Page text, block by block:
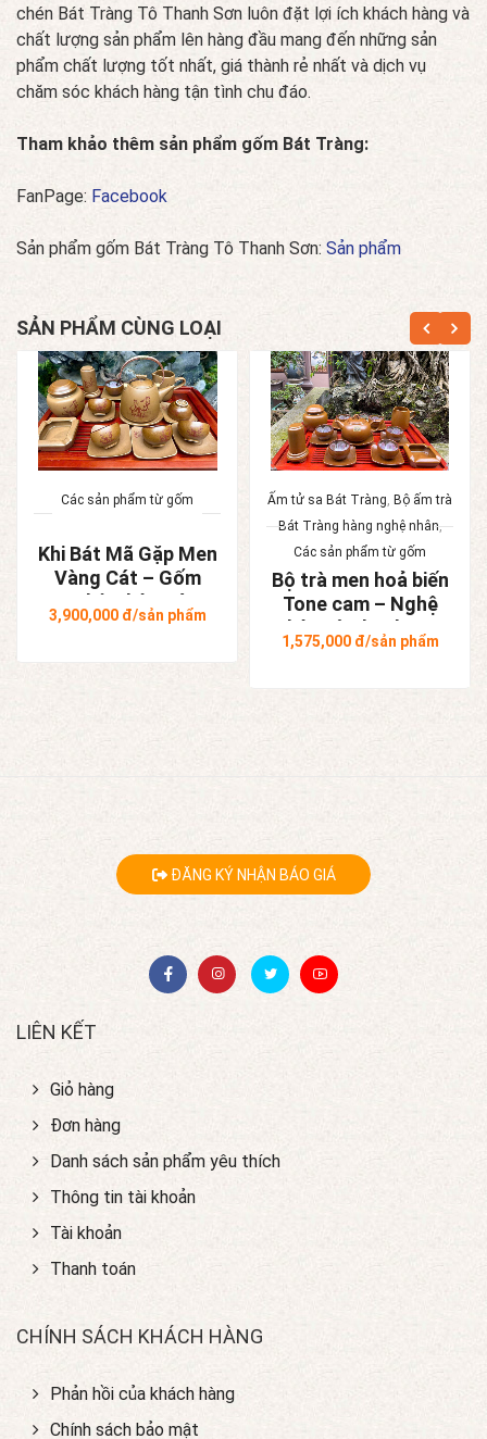
chén Bát Tràng Tô Thanh Sơn luôn đặt lợi ích khách hàng và
chất lượng sản phẩm lên hàng đầu mang đến những sản
phẩm chất lượng tốt nhất, giá thành rẻ nhất và dịch vụ
chăm sóc khách hàng tận tình chu đáo.
Tham khảo thêm sản phẩm gốm Bát Tràng:
FanPage: Facebook
Sản phẩm gốm Bát Tràng Tô Thanh Sơn: Sản phẩm
SẢN PHẨM CÙNG LOẠI
Các sản phẩm từ gốm
Khi Bát Mã Gặp Men
Vàng Cát – Gốm
Nghệ Nhân Bát
Tràng
3,900,000đ/sản phẩm
Ấm tử sa Bát Tràng, Bộ ấm trà
Bát Tràng hàng nghệ nhân,
Các sản phẩm từ gốm
Bộ trà men hoả biến
Tone cam – Nghệ
nhân Tô Thanh Sơn
1,575,000đ/sản phẩm
ĐĂNG KÝ NHẬN BÁO GIÁ
LIÊN KẾT
Giỏ hàng
Đơn hàng
Danh sách sản phẩm yêu thích
Thông tin tài khoản
Tài khoản
Thanh toán
CHÍNH SÁCH KHÁCH HÀNG
Phản hồi của khách hàng
Chính sách bảo mật